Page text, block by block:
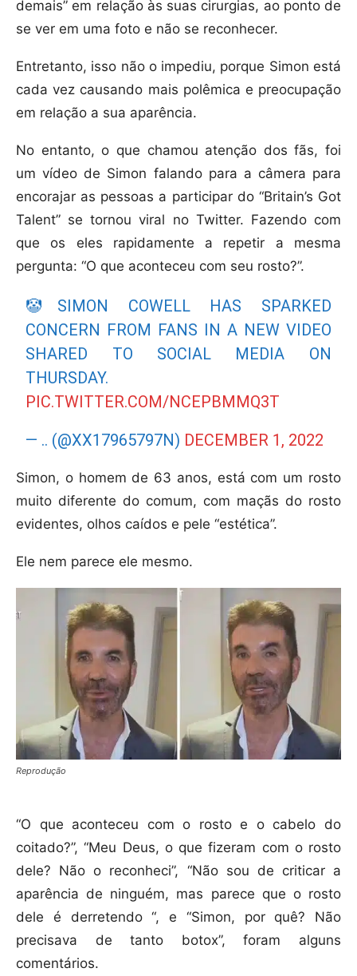
demais” em relação às suas cirurgias, ao ponto de
se ver em uma foto e não se reconhecer.
Entretanto, isso não o impediu, porque Simon está
cada vez causando mais polêmica e preocupação
em relação a sua aparência.
No entanto, o que chamou atenção dos fãs, foi
um vídeo de Simon falando para a câmera para
encorajar as pessoas a participar do “Britain’s Got
Talent” se tornou viral no Twitter. Fazendo com
que os eles rapidamente a repetir a mesma
pergunta: “O que aconteceu com seu rosto?”.
🤡SIMON COWELL HAS SPARKED
CONCERN FROM FANS IN A NEW VIDEO
SHARED TO SOCIAL MEDIA ON
THURSDAY.
PIC.TWITTER.COM/NCEPBMMQ3T
— .. (@XX17965797N) DECEMBER 1, 2022
Simon, o homem de 63 anos, está com um rosto
muito diferente do comum, com maçãs do rosto
evidentes, olhos caídos e pele “estética”.
Ele nem parece ele mesmo.
Reprodução
“O que aconteceu com o rosto e o cabelo do
coitado?”, “Meu Deus, o que fizeram com o rosto
dele? Não o reconheci”, “Não sou de criticar a
aparência de ninguém, mas parece que o rosto
dele é derretendo “, e “Simon, por quê? Não
precisava de tanto botox”, foram alguns
comentários.